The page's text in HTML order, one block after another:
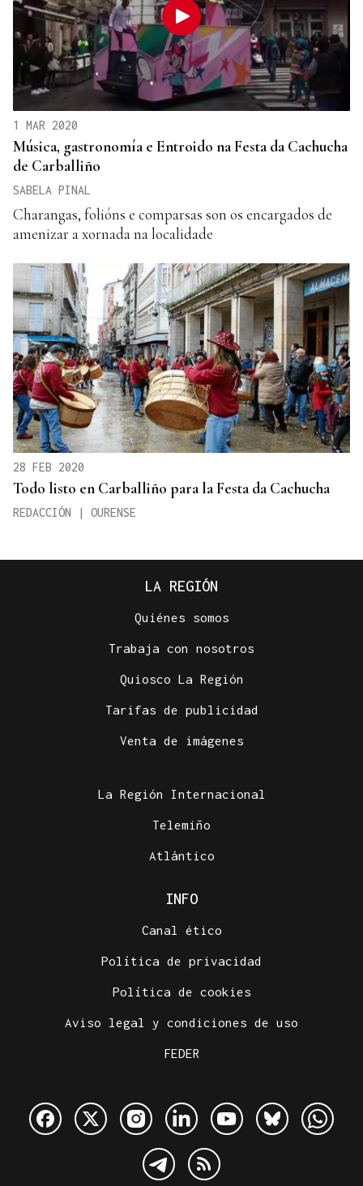
1 MAR 2020
Música, gastronomía e Entroido na Festa da Cachucha
de Carballiño
SABELA PINAL
Charangas, folións e comparsas son os encargados de
amenizar a xornada na localidade
28 FEB 2020
Todo listo en Carballiño para la Festa da Cachucha
REDACCIÓN | OURENSE
LA REGIÓN
Quiénes somos
Trabaja con nosotros
Quiosco La Región
Tarifas de publicidad
Venta de imágenes
La Región Internacional
Telemiño
Atlántico
INFO
Canal ético
Política de privacidad
Política de cookies
Aviso legal y condiciones de uso
FEDER